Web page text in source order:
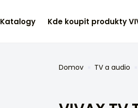
Katalogy Kde koupit produkty
Domov TV a audio